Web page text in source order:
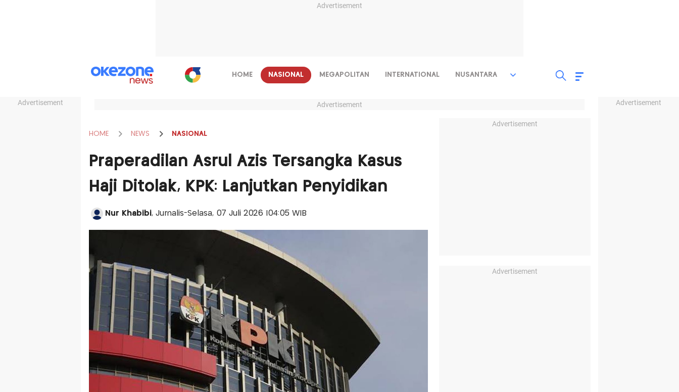
Advertisement
Advertisement Advertisement
HOME NASIONAL MEGAPOLITAN INTERNATIONAL NUSANTARA
Advertisement
HOME NEWS NASIONAL
Praperadilan Asrul Azis Tersangka Kasus
Haji Ditolak, KPK: Lanjutkan Penyidikan
Nur Khabibi, Jurnalis-Selasa, 07 Juli 2026 |04:05 WIB
Advertisement
Advertisement